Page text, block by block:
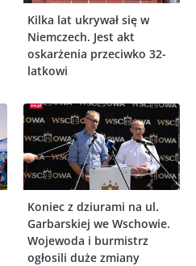
Kilka lat ukrywał się w
Niemczech. Jest akt
oskarżenia przeciwko 32-
latkowi
Koniec z dziurami na ul.
Garbarskiej we Wschowie.
Wojewoda i burmistrz
ogłosili duże zmiany